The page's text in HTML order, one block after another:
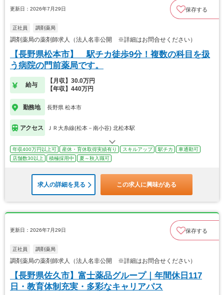
更新日：2026年7月29日 保存する
正社員 調剤薬局
調剤薬局の薬剤師求人（法人名非公開 ※詳細はお問合せください）
【長野県松本市】 駅チカ徒歩9分！複数の科目を扱
う病院の門前薬局です。
給与
【月収】30.0万円
【年収】440万円
勤務地 長野県 松本市
アクセス ＪＲ大糸線(松本－南小谷) 北松本駅
年収400万円以上可 産休・育休取得実績有り スキルアップ 駅チカ
車通勤可
店舗数30以上
積極採用中 夏～秋入職可
求人の詳細を見る この求人に興味がある
更新日：2026年7月29日 保存する
正社員 調剤薬局
調剤薬局の薬剤師求人（法人名非公開 ※詳細はお問合せください）
【長野県佐久市】富士薬品グループ｜年間休日117
日・教育体制充実・多彩なキャリアパス